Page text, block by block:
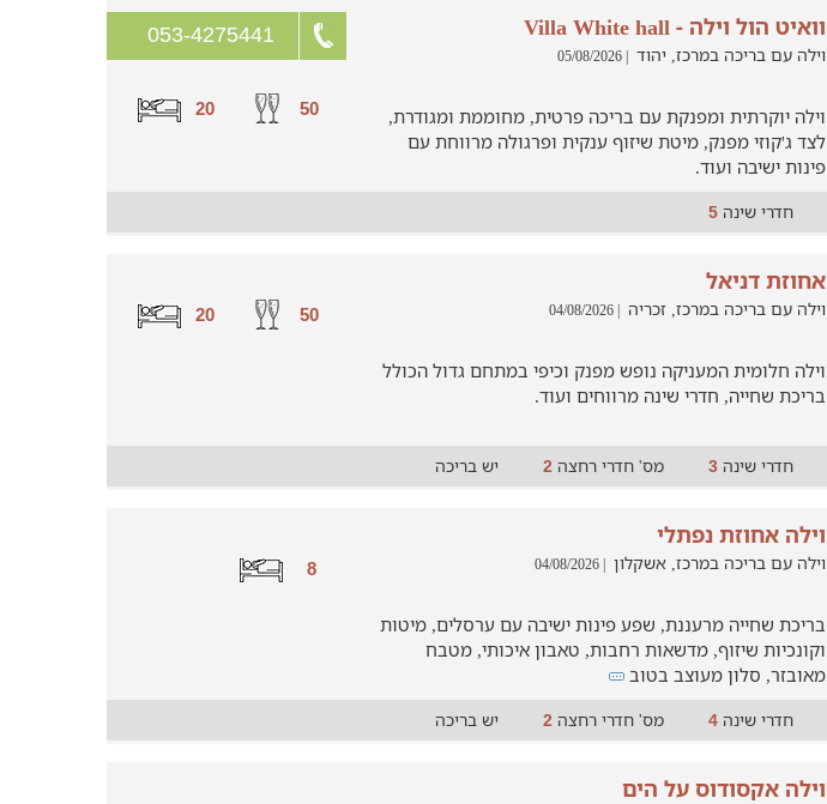
053-4275441
50
20
וואיט הול וילה - Villa White hall
וילה עם בריכה במרכז, יהוד | 05/08/2026
וילה יוקרתית ומפנקת עם בריכה פרטית, מחוממת ומגודרת,
לצד ג'קוזי מפנק, מיטת שיזוף ענקית ופרגולה מרווחת עם
פינות ישיבה ועוד.
חדרי שינה5
50
20
אחוזת דניאל
וילה עם בריכה במרכז, זכריה | 04/08/2026
וילה חלומית המעניקה נופש מפנק וכיפי במתחם גדול הכולל
בריכת שחייה, חדרי שינה מרווחים ועוד.
חדרי שינה3 מס' חדרי רחצה2 יש בריכה
8
וילה אחוזת נפתלי
וילה עם בריכה במרכז, אשקלון | 04/08/2026
בריכת שחייה מרעננת, שפע פינות ישיבה עם ערסלים, מיטות
וקונכיות שיזוף, מדשאות רחבות, טאבון איכותי, מטבח
מאובזר, סלון מעוצב בטוב
חדרי שינה4 מס' חדרי רחצה2 יש בריכה
וילה אקסודוס על הים